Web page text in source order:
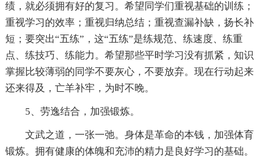
绩，就必须拥有好的复习。希望同学们重视基础的训练；
重视学习的效率；重视归纳总结；重视查漏补缺，扬长补
短；要突出“五练”，这“五练”是练规范、练速度、练重
点、练技巧、练能力。希望那些平时学习没有抓紧，知识
掌握比较薄弱的同学不要灰心，不要放弃。现在行动起来
还来得及，亡羊补牢，为时不晚。
5、劳逸结合，加强锻炼。
文武之道，一张一弛。身体是革命的本钱，加强体育
锻炼。拥有健康的体魄和充沛的精力是良好学习的基础。